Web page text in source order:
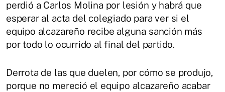
perdió a Carlos Molina por lesión y habrá que
esperar al acta del colegiado para ver si el
equipo alcazareño recibe alguna sanción más
por todo lo ocurrido al final del partido.
Derrota de las que duelen, por cómo se produjo,
porque no mereció el equipo alcazareño acabar